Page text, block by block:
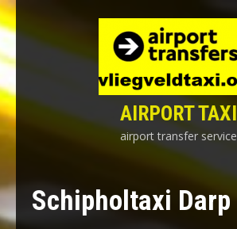
Skip
to
content
AIRPORT TAXI
airport transfer service
Schipholtaxi Darp